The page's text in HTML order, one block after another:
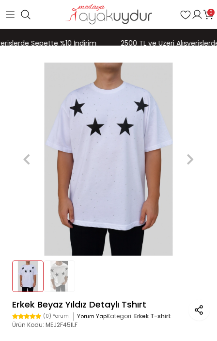
Sepette %10 İndirim 2500 TL ve Üzeri
0
Erkek Beyaz Yıldız Detaylı Tshırt
(0) Yorum Yorum YapKategori: Erkek T-shirt
Ürün Kodu: MEJ2F45ILF